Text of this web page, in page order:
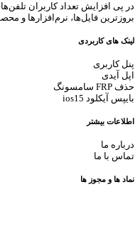
در پی افزایش تعداد کاربران
بروزترین فایل‌ها، نرم‌افزارها و
لینک های کاربردی
پنل کاربری
اپل آیدی
حذف FRP سامسونگ
بایپس آیکلود ios15
اطلاعات بیشتر
درباره ما
تماس با ما
نماد ها و مجوز ها